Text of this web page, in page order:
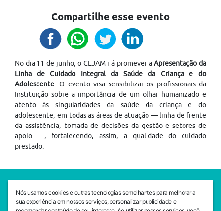
Compartilhe esse evento
No dia 11 de junho, o CEJAM irá promever aApresentação da
Linha de Cuidado Integral da Saúde da Criança e do
Adolescente . O evento visa sensibilizar os profissionais da
Instituição sobre a importância de um olhar humanizado e
atento às singularidades da saúde da criança e do
adolescente, em todas as áreas de atuação — linha de frente
da assistência, tomada de decisões da gestão e setores de
apoio —, fortalecendo, assim, a qualidade do cuidado
prestado.
Av. da Liberdade, 765, Liberdade, São Paulo, 01503-001
(11) 3469 - 1818
Nós usamos cookies e outras tecnologias semelhantes para melhorar a
sua experiência em nossos serviços, personalizar publicidade e